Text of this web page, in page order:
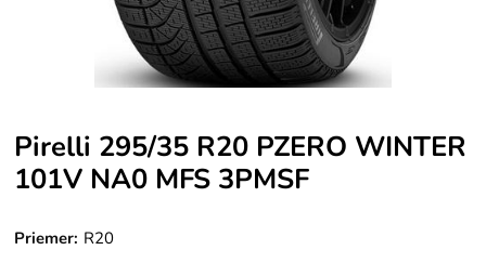
Pirelli 295/35 R20 PZERO WINTER
101V NA0 MFS 3PMSF
Priemer: R20